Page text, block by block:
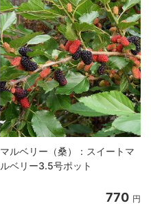
マルベリー（桑）：スイートマ
ルベリー3.5号ポット
770 円